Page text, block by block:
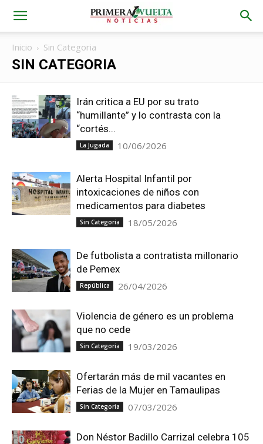
Inicio Sin Categoria
SIN CATEGORIA
Irán critica a EU por su trato
“humillante” y lo contrasta con la
“cortés...
La Jugada 10/06/2026
Alerta Hospital Infantil por
intoxicaciones de niños con
medicamentos para diabetes
Sin Categoria 18/05/2026
De futbolista a contratista millonario
de Pemex
República 26/04/2026
Violencia de género es un problema
que no cede
Sin Categoria 19/03/2026
Ofertarán más de mil vacantes en
Ferias de la Mujer en Tamaulipas
Sin Categoria 07/03/2026
Don Néstor Badillo Carrizal celebra 105